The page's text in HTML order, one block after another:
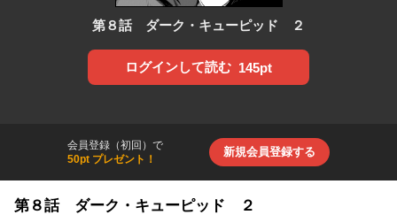
第８話 ダーク・キューピッド ２
ログインして読む 145pt
会員登録（初回）で
50pt プレゼント！
新規会員登録する
第８話 ダーク・キューピッド ２